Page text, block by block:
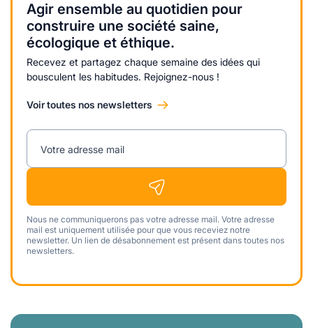
Agir ensemble au quotidien pour
construire une société saine,
écologique et éthique.
Recevez et partagez chaque semaine des idées qui
bousculent les habitudes. Rejoignez-nous !
Voir toutes nos newsletters
Votre adresse mail
Nous ne communiquerons pas votre adresse mail. Votre adresse
mail est uniquement utilisée pour que vous receviez notre
newsletter. Un lien de désabonnement est présent dans toutes nos
newsletters.